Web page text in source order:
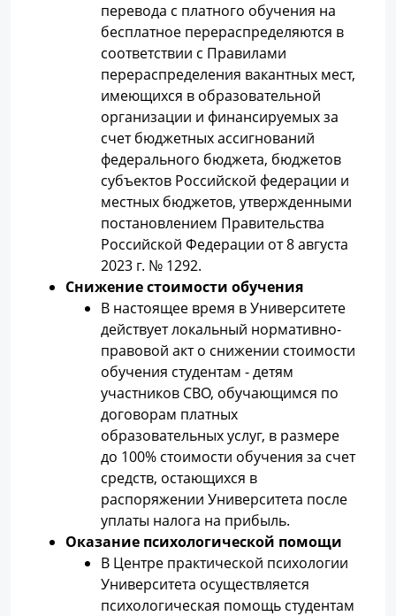
перевода с платного обучения на
бесплатное перераспределяются в
соответствии с Правилами
перераспределения вакантных мест,
имеющихся в образовательной
организации и финансируемых за
счет бюджетных ассигнований
федерального бюджета, бюджетов
субъектов Российской федерации и
местных бюджетов, утвержденными
постановлением Правительства
Российской Федерации от 8 августа
2023 г. № 1292.
Снижение стоимости обучения
В настоящее время в Университете
действует локальный нормативно-
правовой акт о снижении стоимости
обучения студентам - детям
участников СВО, обучающимся по
договорам платных
образовательных услуг, в размере
до 100% стоимости обучения за счет
средств, остающихся в
распоряжении Университета после
уплаты налога на прибыль.
Оказание психологической помощи
В Центре практической психологии
Университета осуществляется
психологическая помощь студентам